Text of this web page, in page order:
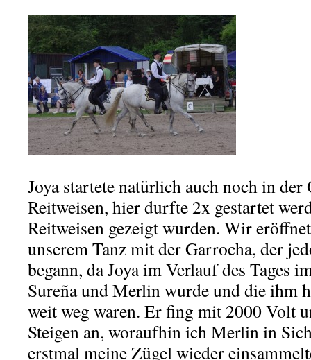
Joya startete natürlich auch noch in
Reitweisen, hier durfte 2x gestartet
Reitweisen gezeigt wurden. Wir
unserem Tanz mit der Garrocha, der
begann, da Joya im Verlauf des Tages
Sureña und Merlin wurde und die ihm
weit weg waren. Er fing mit 2000 Volt
Steigen an, woraufhin ich Merlin in
erstmal meine Zügel wieder